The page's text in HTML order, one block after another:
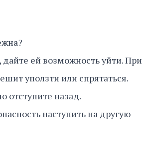
ей возможность уйти. При
уползти или спрятаться.
отступите назад.
наступить на другую